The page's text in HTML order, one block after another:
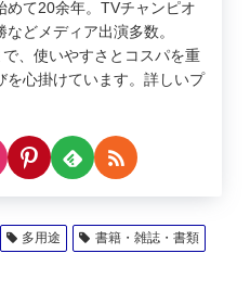
めて20余年。TVチャンピオ
どメディア出演多数。
、使いやすさとコスパを重
を心掛けています。詳しいプ
多用途 書籍・雑誌・書類